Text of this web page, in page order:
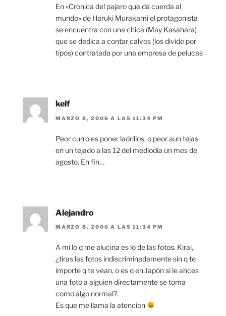
En «Cronica del pajaro que da cuerda al
mundo» de Haruki Murakami el protagonista
se encuentra con una chica (May Kasahara)
que se dedica a contar calvos (los divide por
tipos) contratada por una empresa de pelucas
kelf
MARZO 8, 2006 A LAS 11:34 PM
Peor curro es poner ladrillos, o peor aun tejas
en un tejado a las 12 del mediodia un mes de
agosto. En fin…
Alejandro
MARZO 8, 2006 A LAS 11:34 PM
A mi lo q me alucina es lo de las fotos. Kirai,
¿tiras las fotos indiscriminadamente sin q te
importe q te vean, o es q en Japón si le ahces
una foto a alguien directamente se toma
como algo normal?.
Es que me llama la atencion